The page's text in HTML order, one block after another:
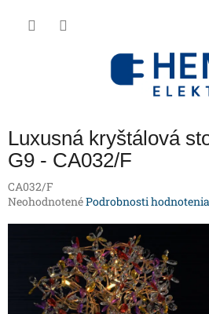
Luxusná kryštálová
G9 - CA032/F
CA032/F
Priemerné
hviezdičiek.
NeohodnotenéPodrobnosti hodnotenia